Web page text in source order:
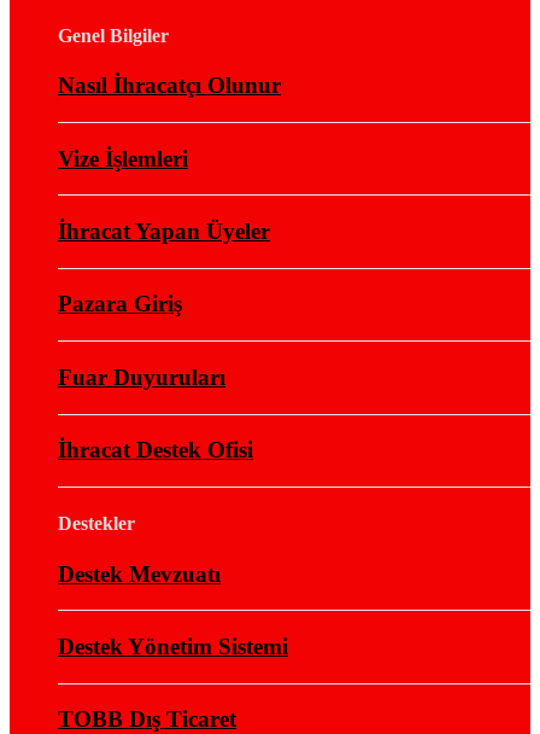
Genel Bilgiler
Nasıl İhracatçı Olunur
Vize İşlemleri
İhracat Yapan Üyeler
Pazara Giriş
Fuar Duyuruları
İhracat Destek Ofisi
Destekler
Destek Mevzuatı
Destek Yönetim Sistemi
TOBB Dış Ticaret